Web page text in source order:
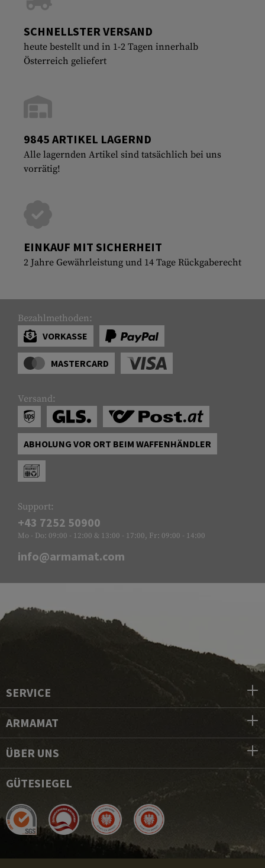
SCHNELLSTER VERSAND
heute bestellt und in 1-2 Tagen innerhalb
Österreich geliefert
9845 ARTIKEL LAGERND
Alle lagernden Artikel sind tatsächlich bei uns
vorrätig!
EINKAUF MIT SICHERHEIT
2 Jahre Gewährleistung und 14 Tage Rückgaberecht
Bezahlmethoden:
VORKASSE
MASTERCARD
Versand:
ABHOLUNG VOR ORT BEIM WAFFENHÄNDLER
Support:
+43 7252 50900
Mo - Do: 09:00 - 12:00 & 13:00 - 17:00, Fr: 09:00 - 14:00
info@armamat.com
SERVICE
ARMAMAT
ÜBER UNS
GÜTESIEGEL